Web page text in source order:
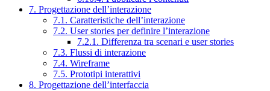
7. Progettazione dell’interazione
7.1. Caratteristiche dell’interazione
7.2. User stories per definire l’interazione
7.2.1. Differenza tra scenari e user stories
7.3. Flussi di interazione
7.4. Wireframe
7.5. Prototipi interattivi
8. Progettazione dell’interfaccia